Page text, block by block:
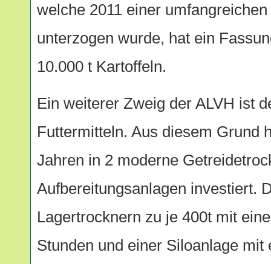
welche 2011 einer
unterzogen wurde, hat ein
10.000 t Kartoffeln.
Ein weiterer Zweig der ALVH ist
Futtermitteln. Aus diesem Grund
Jahren in 2 moderne
Aufbereitungsanlagen investiert.
Lagertrocknern zu je 400t mit
Stunden und einer Siloanlage